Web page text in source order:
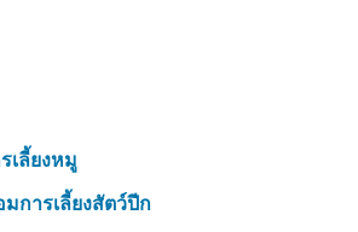
เลี้ยงหมู
การเลี้ยงสัตว์ปีก